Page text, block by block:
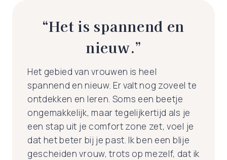
“Het is spannend en
nieuw.”
Het gebied van vrouwen is heel
spannend en nieuw. Er valt nog zoveel te
ontdekken en leren. Soms een beetje
ongemakkelijk, maar tegelijkertijd als je
een stap uit je comfort zone zet, voel je
dat het beter bij je past. Ik ben een blije
gescheiden vrouw, trots op mezelf, dat ik